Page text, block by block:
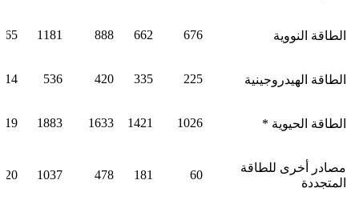
الطاقة النووية 676
662
888
1181
الطاقة الهيدروجينية 225
335
420
536
الطاقة الحيوية * 1026
1421
1633
1883
مصادر أخرى للطاقة
المتجددة
60
181
478
1037